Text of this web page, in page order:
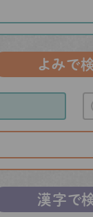
よみで
漢字で